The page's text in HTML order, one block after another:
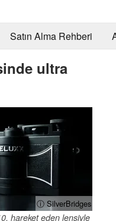
Satın Alma Rehberi
ultra
ⓘ SilverBridges
hareket eden lensiyle